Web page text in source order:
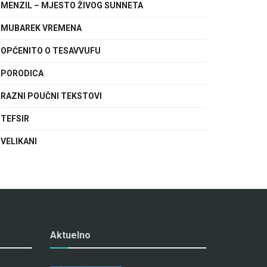
MENZIL – MJESTO ŽIVOG SUNNETA
MUBAREK VREMENA
OPĆENITO O TESAVVUFU
PORODICA
RAZNI POUČNI TEKSTOVI
TEFSIR
VELIKANI
Aktuelno